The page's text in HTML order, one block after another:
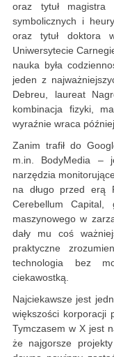
oraz tytuł magistra
symbolicznych i
oraz tytuł doktora
Uniwersytecie
nauka była
jeden z
Debreu, laureat
kombinacja fizyki,
wyraźnie wraca
Zanim trafił do
m.in. BodyMedia –
narzędzia
na długo przed erą
Cerebellum Capital,
maszynowego w
dały mu coś
praktyczne
technologia bez
ciekawostką.
Najciekawsze jest
większości korporacji
Tymczasem w X jest
że najgorsze